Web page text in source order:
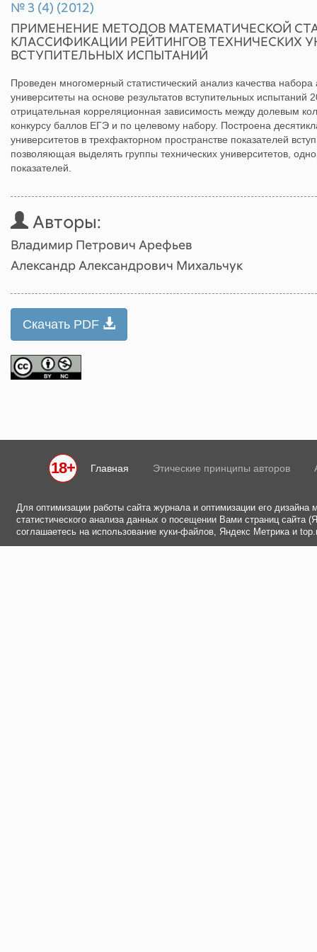
№ 3 (4) (2012)
ПРИМЕНЕНИЕ МЕТОДОВ МАТЕМАТИЧЕСКОЙ
КЛАССИФИКАЦИИ РЕЙТИНГОВ ТЕХНИЧЕСКИХ
ВСТУПИТЕЛЬНЫХ ИСПЫТАНИЙ
Проведен многомерный статистический анализ качества набора
университеты на основе результатов вступительных испытаний
отрицательная корреляционная зависимость между долевым
конкурсу баллов ЕГЭ и по целевому набору. Построена
университетов в трехфакторном пространстве показателей
позволяющая выделять группы технических университетов,
показателей.
Авторы:
Владимир Петрович Арефьев
Александр Александрович Михальчук
Скачать PDF
18+ Главная Этические принципы авторов
Для оптимизации работы сайта журнала и оптимизации его
статистического анализа данных о посещении Вами страниц
соглашаетесь на использование куки-файлов, Яндекс Метрика и